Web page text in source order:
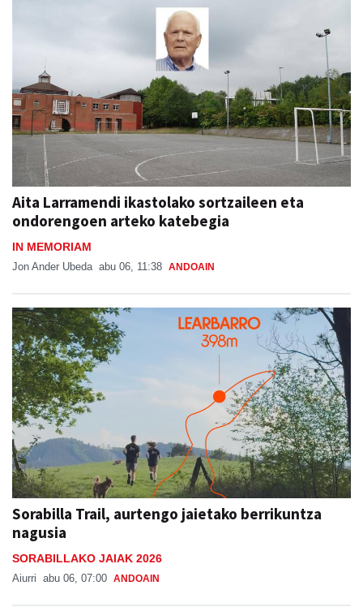
Aita Larramendi ikastolako sortzaileen eta
ondorengoen arteko katebegia
IN MEMORIAM
Jon Ander Ubeda abu 06, 11:38 ANDOAIN
Sorabilla Trail, aurtengo jaietako berrikuntza
nagusia
SORABILLAKO JAIAK 2026
Aiurri abu 06, 07:00 ANDOAIN